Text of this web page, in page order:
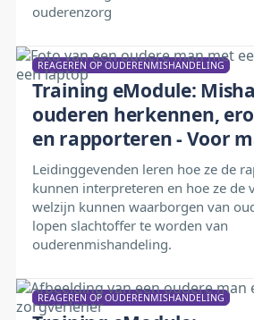
ouderenzorg
REAGEREN OP OUDERENMISHANDELING
Training eModule:
ouderen herkennen,
en rapporteren - Voor
Leidinggevenden leren hoe ze de
kunnen interpreteren en hoe ze de
welzijn kunnen waarborgen van
lopen slachtoffer te worden van
ouderenmishandeling.
REAGEREN OP OUDERENMISHANDELING